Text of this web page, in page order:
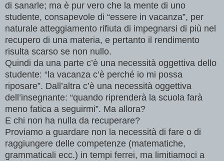
di sanarle; ma è pur vero che la mente di uno
studente, consapevole di “essere in vacanza”, per
naturale atteggiamento rifiuta di impegnarsi di più nel
recupero di una materia, e pertanto il rendimento
risulta scarso se non nullo.
Quindi da una parte c’è una necessità oggettiva dello
studente: “la vacanza c’è perché io mi possa
riposare”. Dall’altra c’è una necessità oggettiva
dell’insegnante: “quando riprenderà la scuola farà
meno fatica a seguirmi”. Ma allora?
E chi non ha nulla da recuperare?
Proviamo a guardare non la necessità di fare o di
raggiungere delle competenze (matematiche,
grammaticali ecc.) in tempi ferrei, ma limitiamoci a